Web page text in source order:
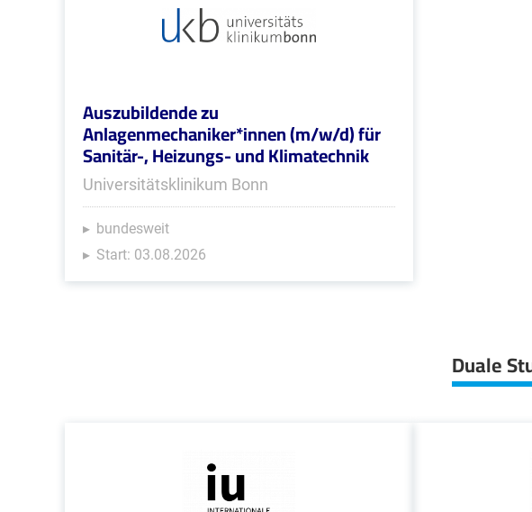
Auszubildende zu
Anlagenmechaniker*innen (m/w/d) für
Sanitär-, Heizungs- und Klimatechnik
Universitätsklinikum Bonn
bundesweit
Start: 03.08.2026
Duale